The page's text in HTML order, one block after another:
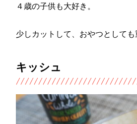
４歳の子供も大好き。
少しカットして、おやつとしても
キッシュ